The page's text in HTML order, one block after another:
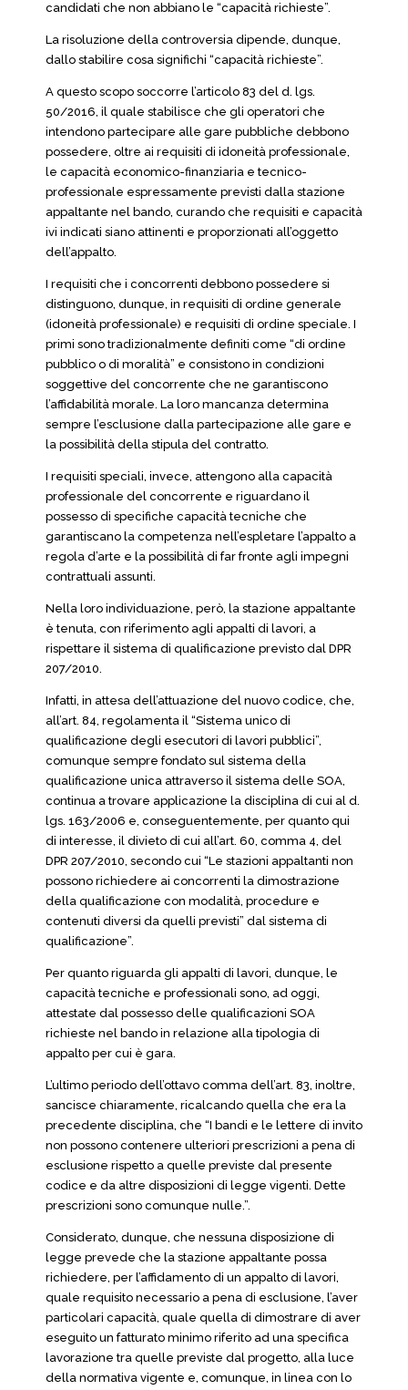
candidati che non abbiano le “capacità richieste”.
La risoluzione della controversia dipende, dunque,
dallo stabilire cosa significhi “capacità richieste”.
A questo scopo soccorre l’articolo 83 del d. lgs.
50/2016, il quale stabilisce che gli operatori che
intendono partecipare alle gare pubbliche debbono
possedere, oltre ai requisiti di idoneità professionale,
le capacità economico-finanziaria e tecnico-
professionale espressamente previsti dalla stazione
appaltante nel bando, curando che requisiti e capacità
ivi indicati siano attinenti e proporzionati all’oggetto
dell’appalto.
I requisiti che i concorrenti debbono possedere si
distinguono, dunque, in requisiti di ordine generale
(idoneità professionale) e requisiti di ordine speciale. I
primi sono tradizionalmente definiti come “di ordine
pubblico o di moralità” e consistono in condizioni
soggettive del concorrente che ne garantiscono
l’affidabilità morale. La loro mancanza determina
sempre l’esclusione dalla partecipazione alle gare e
la possibilità della stipula del contratto.
I requisiti speciali, invece, attengono alla capacità
professionale del concorrente e riguardano il
possesso di specifiche capacità tecniche che
garantiscano la competenza nell’espletare l’appalto a
regola d’arte e la possibilità di far fronte agli impegni
contrattuali assunti.
Nella loro individuazione, però, la stazione appaltante
è tenuta, con riferimento agli appalti di lavori, a
rispettare il sistema di qualificazione previsto dal DPR
207/2010.
Infatti, in attesa dell’attuazione del nuovo codice, che,
all’art. 84, regolamenta il “Sistema unico di
qualificazione degli esecutori di lavori pubblici”,
comunque sempre fondato sul sistema della
qualificazione unica attraverso il sistema delle SOA,
continua a trovare applicazione la disciplina di cui al d.
lgs. 163/2006 e, conseguentemente, per quanto qui
di interesse, il divieto di cui all’art. 60, comma 4, del
DPR 207/2010, secondo cui “Le stazioni appaltanti non
possono richiedere ai concorrenti la dimostrazione
della qualificazione con modalità, procedure e
contenuti diversi da quelli previsti” dal sistema di
qualificazione”.
Per quanto riguarda gli appalti di lavori, dunque, le
capacità tecniche e professionali sono, ad oggi,
attestate dal possesso delle qualificazioni SOA
richieste nel bando in relazione alla tipologia di
appalto per cui è gara.
L’ultimo periodo dell’ottavo comma dell’art. 83, inoltre,
sancisce chiaramente, ricalcando quella che era la
precedente disciplina, che “I bandi e le lettere di invito
non possono contenere ulteriori prescrizioni a pena di
esclusione rispetto a quelle previste dal presente
codice e da altre disposizioni di legge vigenti. Dette
prescrizioni sono comunque nulle.”.
Considerato, dunque, che nessuna disposizione di
legge prevede che la stazione appaltante possa
richiedere, per l’affidamento di un appalto di lavori,
quale requisito necessario a pena di esclusione, l’aver
particolari capacità, quale quella di dimostrare di aver
eseguito un fatturato minimo riferito ad una specifica
lavorazione tra quelle previste dal progetto, alla luce
della normativa vigente e, comunque, in linea con lo